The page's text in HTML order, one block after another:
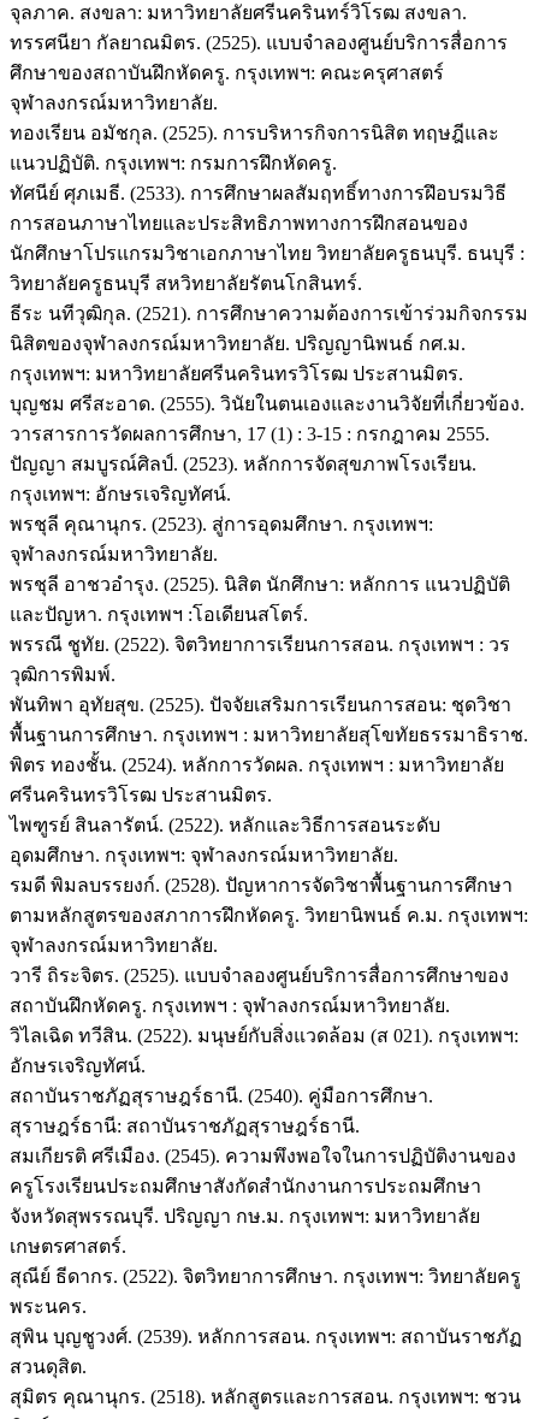
จุลภาค. สงขลา: มหาวิทยาลัยศรีนครินทร์วิโรฒ สงขลา.
ทรรศนียา กัลยาณมิตร. (2525). แบบจำลองศูนย์บริการสื่อการ
ศึกษาของสถาบันฝึกหัดครู. กรุงเทพฯ: คณะครุศาสตร์
จุฬาลงกรณ์มหาวิทยาลัย.
ทองเรียน อมัชกุล. (2525). การบริหารกิจการนิสิต ทฤษฎีและ
แนวปฏิบัติ. กรุงเทพฯ: กรมการฝึกหัดครู.
ทัศนีย์ ศุภเมธี. (2533). การศึกษาผลสัมฤทธิ์ทางการฝึอบรมวิธี
การสอนภาษาไทยและประสิทธิภาพทางการฝึกสอนของ
นักศึกษาโปรแกรมวิชาเอกภาษาไทย วิทยาลัยครูธนบุรี. ธนบุรี :
วิทยาลัยครูธนบุรี สหวิทยาลัยรัตนโกสินทร์.
ธีระ นทีวุฒิกุล. (2521). การศึกษาความต้องการเข้าร่วมกิจกรรม
นิสิตของจุฬาลงกรณ์มหาวิทยาลัย. ปริญญานิพนธ์ กศ.ม.
กรุงเทพฯ: มหาวิทยาลัยศรีนครินทรวิโรฒ ประสานมิตร.
บุญชม ศรีสะอาด. (2555). วินัยในตนเองและงานวิจัยที่เกี่ยวข้อง.
วารสารการวัดผลการศึกษา, 17 (1) : 3-15 : กรกฎาคม 2555.
ปัญญา สมบูรณ์ศิลป์. (2523). หลักการจัดสุขภาพโรงเรียน.
กรุงเทพฯ: อักษรเจริญทัศน์.
พรชุลี คุณานุกร. (2523). สู่การอุดมศึกษา. กรุงเทพฯ:
จุฬาลงกรณ์มหาวิทยาลัย.
พรชุลี อาชวอำรุง. (2525). นิสิต นักศึกษา: หลักการ แนวปฏิบัติ
และปัญหา. กรุงเทพฯ :โอเดียนสโตร์.
พรรณี ชูทัย. (2522). จิตวิทยาการเรียนการสอน. กรุงเทพฯ : วร
วุฒิการพิมพ์.
พันทิพา อุทัยสุข. (2525). ปัจจัยเสริมการเรียนการสอน: ชุดวิชา
พื้นฐานการศึกษา. กรุงเทพฯ : มหาวิทยาลัยสุโขทัยธรรมาธิราช.
พิตร ทองชั้น. (2524). หลักการวัดผล. กรุงเทพฯ : มหาวิทยาลัย
ศรีนครินทรวิโรฒ ประสานมิตร.
ไพฑูรย์ สินลารัตน์. (2522). หลักและวิธีการสอนระดับ
อุดมศึกษา. กรุงเทพฯ: จุฬาลงกรณ์มหาวิทยาลัย.
รมดี พิมลบรรยงก์. (2528). ปัญหาการจัดวิชาพื้นฐานการศึกษา
ตามหลักสูตรของสภาการฝึกหัดครู. วิทยานิพนธ์ ค.ม. กรุงเทพฯ:
จุฬาลงกรณ์มหาวิทยาลัย.
วารี ถิระจิตร. (2525). แบบจำลองศูนย์บริการสื่อการศึกษาของ
สถาบันฝึกหัดครู. กรุงเทพฯ : จุฬาลงกรณ์มหาวิทยาลัย.
วิไลเฉิด ทวีสิน. (2522). มนุษย์กับสิ่งแวดล้อม (ส 021). กรุงเทพฯ:
อักษรเจริญทัศน์.
สถาบันราชภัฏสุราษฎร์ธานี. (2540). คู่มือการศึกษา.
สุราษฎร์ธานี: สถาบันราชภัฏสุราษฎร์ธานี.
สมเกียรติ ศรีเมือง. (2545). ความพึงพอใจในการปฏิบัติงานของ
ครูโรงเรียนประถมศึกษาสังกัดสำนักงานการประถมศึกษา
จังหวัดสุพรรณบุรี. ปริญญา กษ.ม. กรุงเทพฯ: มหาวิทยาลัย
เกษตรศาสตร์.
สุณีย์ ธีดากร. (2522). จิตวิทยาการศึกษา. กรุงเทพฯ: วิทยาลัยครู
พระนคร.
สุพิน บุญชูวงศ์. (2539). หลักการสอน. กรุงเทพฯ: สถาบันราชภัฏ
สวนดุสิต.
สุมิตร คุณานุกร. (2518). หลักสูตรและการสอน. กรุงเทพฯ: ชวน